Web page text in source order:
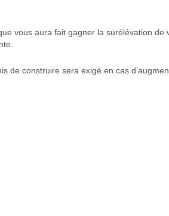
vous aura fait gagner la surélévation
de construire sera exigé en cas